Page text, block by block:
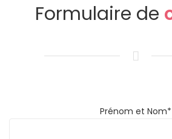
Formulaire de
Prénom et Nom*